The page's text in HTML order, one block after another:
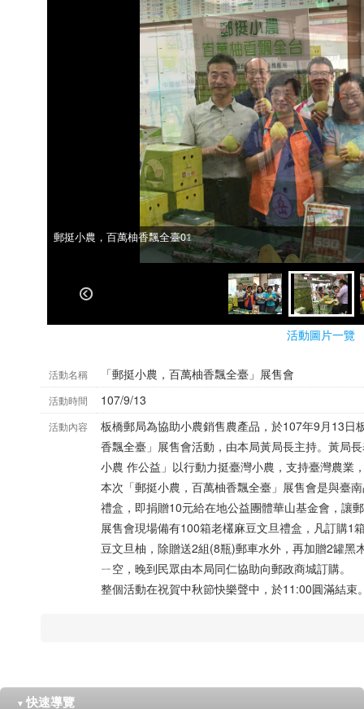
郵挺小農，百萬柚香飄全臺01
郵挺小農，百萬柚香飄全臺02
活動圖片一覽
活動名稱 「郵挺小農，百萬柚香飄全臺」展售會
活動時間 107/9/13
活動內容
板橋郵局為協助小農銷售農產品，於107年9月13日
香飄全臺」展售會活動，由本局黃局長主持。黃局
小農 作公益」以行動力挺臺灣小農，支持臺灣農業
本次「郵挺小農，百萬柚香飄全臺」展售會是與臺
禮盒，即捐贈10元給在地公益團體華山基金會，讓
展售會現場備有100箱老欉麻豆文旦禮盒，凡訂購1
豆文旦柚，除贈送2組(8瓶)郵車水外，再加贈2罐黑
ㄧ空，晚到民眾由本局同仁協助向郵政商城訂購。
整個活動在祝賀中秋節快樂聲中，於11:00圓滿結束
▼ 快速導覽